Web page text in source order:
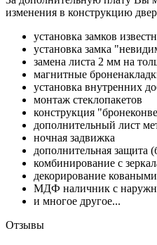
изменения в конструкцию
установка замков
установка замка
замена листа 2 мм на
магнитные
установка внутренних
монтаж стеклопакетов
конструкция
дополнительный лист
ночная задвижка
дополнительная защита
комбинирование с
декорирование
МДФ наличник с
и многое другое...
Отзывы